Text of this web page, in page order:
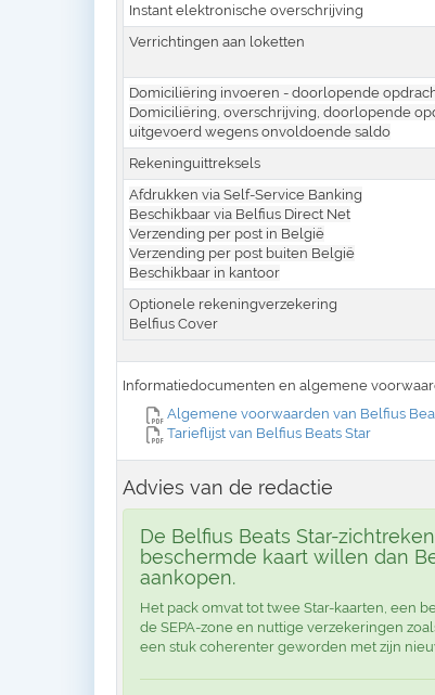
Instant elektronische overschrijving
Verrichtingen aan loketten
Domiciliëring invoeren - doorlopende
Domiciliëring, overschrijving, doorlopende
uitgevoerd wegens onvoldoende saldo
Rekeninguittreksels
Afdrukken via Self-Service Banking
Beschikbaar via Belfius Direct Net
Verzending per post in België
Verzending per post buiten België
Beschikbaar in kantoor
Optionele rekeningverzekering
Belfius Cover
Informatiedocumenten en algemene
Algemene voorwaarden van Belfius
Tarieflijst van Belfius Beats Star
Advies van de redactie
De Belfius Beats Star-
beschermde kaart willen dan
aankopen.
Het pack omvat tot twee Star-kaarten, een
de SEPA-zone en nuttige verzekeringen
een stuk coherenter geworden met zijn